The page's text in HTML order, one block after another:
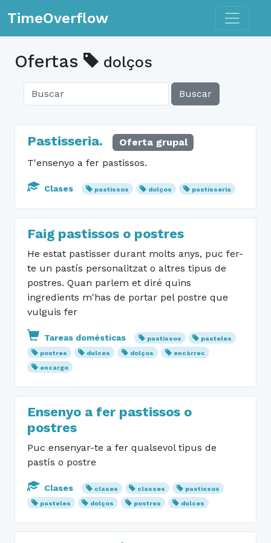
TimeOverflow Toggle
Ofertas dolços
Buscar
Pastisseria.
Oferta grupal
T'ensenyo a fer pastissos.
Clases pastissos dolços pastisseria
Faig pastissos o postres
He estat pastisser durant molts anys, puc fer-
te un pastís personalitzat o altres tipus de
postres. Quan parlem et diré quins
ingredients m'has de portar pel postre que
vulguis fer
Tareas domésticas pastissos
pasteles
postres
dulces dolços
encàrrec
encargo
Ensenyo a fer pastissos o
postres
Puc ensenyar-te a fer qualsevol tipus de
pastís o postre
Clases clases classes
pastissos
pasteles
dolços postres dulces